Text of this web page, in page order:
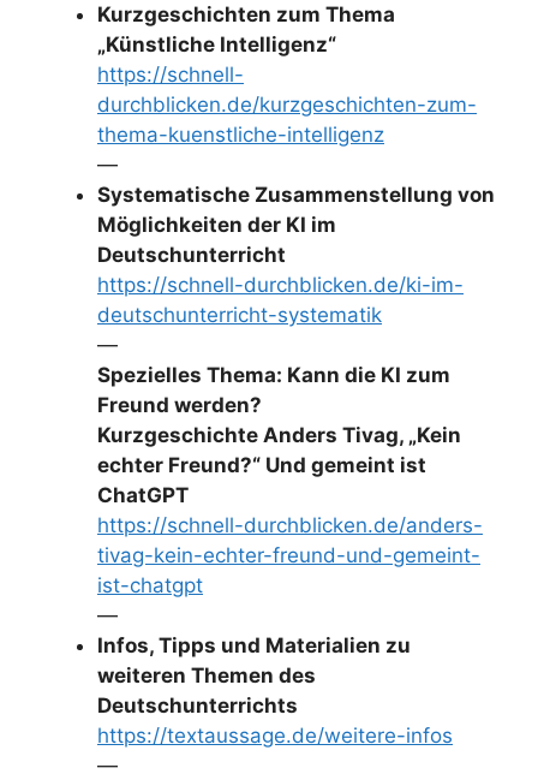
Kurzgeschichten zum Thema
„Künstliche Intelligenz“
https://schnell-
durchblicken.de/kurzgeschichten-zum-
thema-kuenstliche-intelligenz
—
Systematische Zusammenstellung von
Möglichkeiten der KI im
Deutschunterricht
https://schnell-durchblicken.de/ki-im-
deutschunterricht-systematik
—
Spezielles Thema: Kann die KI zum
Freund werden?
Kurzgeschichte Anders Tivag, „Kein
echter Freund?“ Und gemeint ist
ChatGPT
https://schnell-durchblicken.de/anders-
tivag-kein-echter-freund-und-gemeint-
ist-chatgpt
—
Infos, Tipps und Materialien zu
weiteren Themen des
Deutschunterrichts
https://textaussage.de/weitere-infos
—